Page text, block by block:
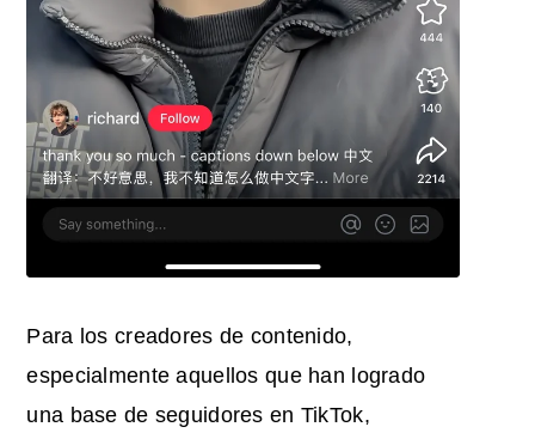
Para los creadores de contenido,
especialmente aquellos que han logrado
una base de seguidores en TikTok,